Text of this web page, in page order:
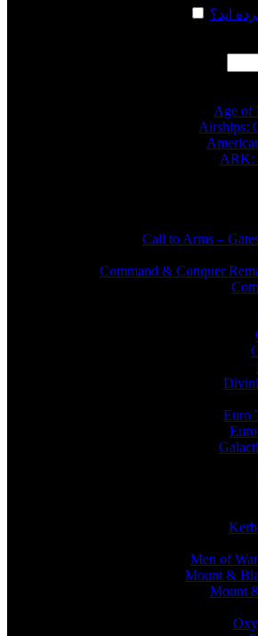
اید؟
Age of
Airships:
ARK:
Call to Arms –
Command & Conquer
Euro
Men of
Mount &
Mount